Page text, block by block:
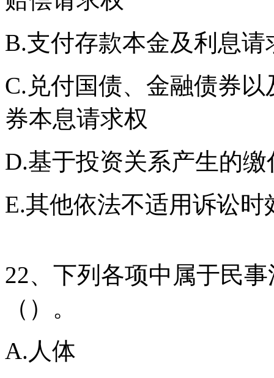
B.支付存款本金及利息请
C.兑付国债、金融债券
券本息请求权
D.基于投资关系产生的
E.其他依法不适用诉讼
22、下列各项中属于民
（）。
A.人体